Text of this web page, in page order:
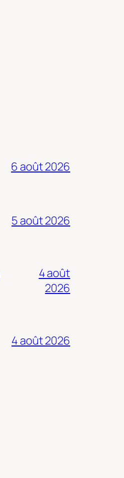
6 août 2026
5 août 2026
4 août
2026
4 août 2026